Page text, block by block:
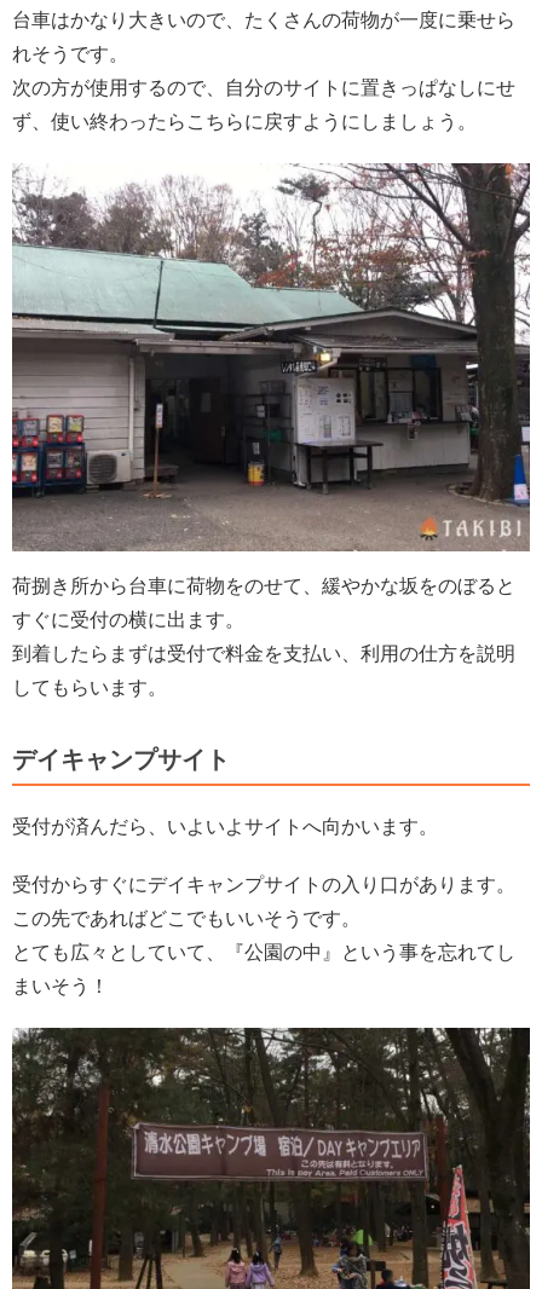
台車はかなり大きいので、たくさんの荷物が一度に乗せら
れそうです。
次の方が使用するので、自分のサイトに置きっぱなしにせ
ず、使い終わったらこちらに戻すようにしましょう。
荷捌き所から台車に荷物をのせて、緩やかな坂をのぼると
すぐに受付の横に出ます。
到着したらまずは受付で料金を支払い、利用の仕方を説明
してもらいます。
デイキャンプサイト
受付が済んだら、いよいよサイトへ向かいます。
受付からすぐにデイキャンプサイトの入り口があります。
この先であればどこでもいいそうです。
とても広々としていて、『公園の中』という事を忘れてし
まいそう！